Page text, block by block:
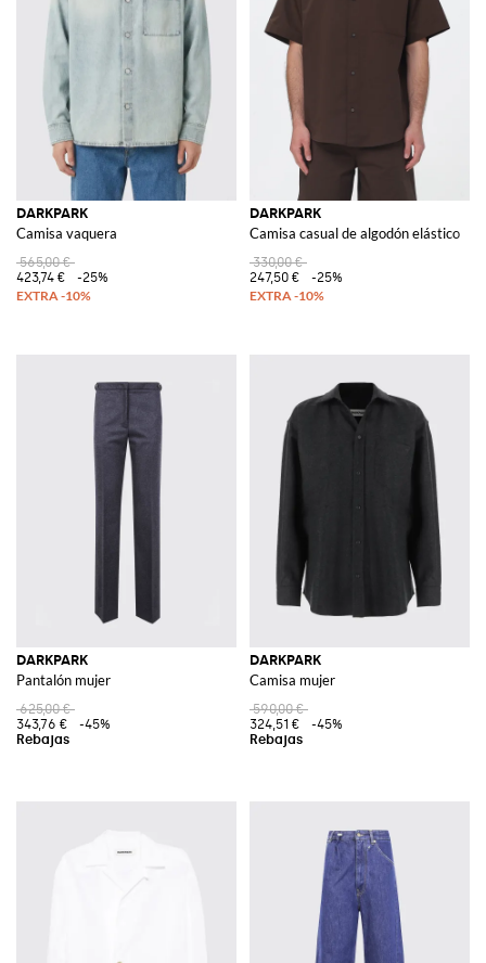
DARKPARK
Camisa vaquera
565,00 €
423,74 €
-25%
DARKPARK
Camisa casual de algodón elástico
330,00 €
247,50 €
-25%
DARKPARK
Pantalón mujer
625,00 €
343,76 €
-45%
DARKPARK
Camisa mujer
590,00 €
324,51 €
-45%